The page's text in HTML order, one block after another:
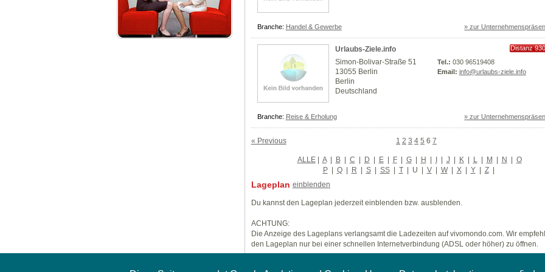
Branche: Handel & Gewerbe » zur
Urlaubs-Ziele.info
Distanz
Simon-Bolivar-Straße 51
13055 Berlin
Berlin
Deutschland
Tel.: 030 96519408
Email: info@urlaubs-ziele.info
Branche: Reise & Erholung » zur
« Previous 1 2 3 4 5 6 7
ALLE| A | B | C | D | E | F | G | H | I | J | K | L | M | N | O
P | Q | R | S | SS | T | U | V | W | X | Y | Z |
Lageplan einblenden
Du kannst den Lageplan jederzeit einblenden bzw. ausblenden.
ACHTUNG:
Die Anzeige des Lageplans verlangsamt die Ladezeiten auf vivomondo.com. Wir
den Lageplan nur bei einer schnellen Internetverbindung (ADSL oder höher) zu öffnen.